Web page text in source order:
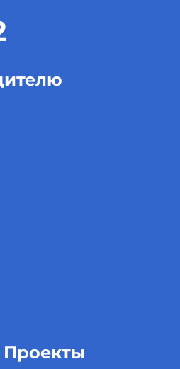
Проекты